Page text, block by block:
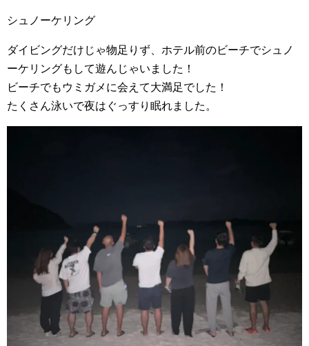
シュノーケリング
ダイビングだけじゃ物足りず、ホテル前のビーチでシュノ
ーケリングもして遊んじゃいました！
ビーチでもウミガメに会えて大満足でした！
たくさん泳いで夜はぐっすり眠れました。